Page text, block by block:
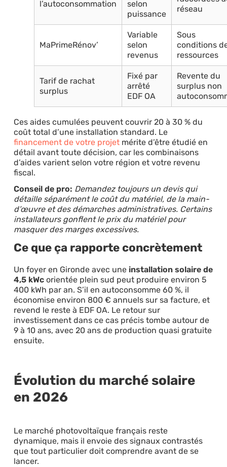
l’autoconsommation
selon
puissance
réseau
MaPrimeRénov’
Variable
selon
revenus
Sous
conditions
ressources
Tarif de rachat
surplus
Fixé par
arrêté
EDF OA
Revente du
surplus non
Ces aides cumulées peuvent couvrir 20 à 30 % du
coût total d’une installation standard. Le
financement de votre projetmérite d’être étudié en
détail avant toute décision, car les combinaisons
d’aides varient selon votre région et votre revenu
fiscal.
Conseil de pro: Demandez toujours un devis qui
détaille séparément le coût du matériel, de la main-
d’œuvre et des démarches administratives. Certains
installateurs gonflent le prix du matériel pour
masquer des marges excessives.
Ce que ça rapporte concrètement
Un foyer en Gironde avec une installation solaire de
4,5 kWcorientée plein sud peut produire environ 5
400 kWh par an. S’il en autoconsomme 60 %, il
économise environ 800 € annuels sur sa facture, et
revend le reste à EDF OA. Le retour sur
investissement dans ce cas précis tombe autour de
9 à 10 ans, avec 20 ans de production quasi gratuite
ensuite.
Évolution du marché solaire
en 2026
Le marché photovoltaïque français reste
dynamique, mais il envoie des signaux contrastés
que tout particulier doit comprendre avant de se
lancer.